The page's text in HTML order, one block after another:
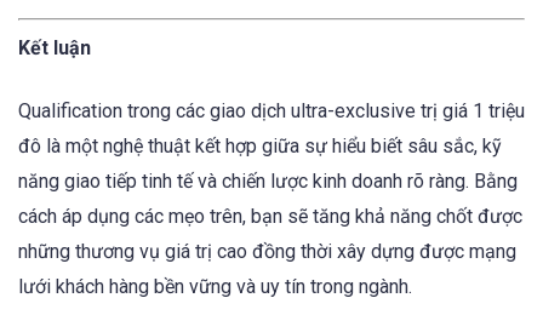
Kết luận
Qualification trong các giao dịch ultra-exclusive trị giá 1 triệu
đô là một nghệ thuật kết hợp giữa sự hiểu biết sâu sắc, kỹ
năng giao tiếp tinh tế và chiến lược kinh doanh rõ ràng. Bằng
cách áp dụng các mẹo trên, bạn sẽ tăng khả năng chốt được
những thương vụ giá trị cao đồng thời xây dựng được mạng
lưới khách hàng bền vững và uy tín trong ngành.